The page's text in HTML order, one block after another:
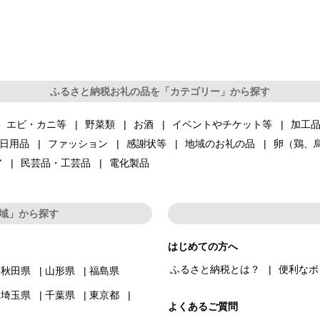
ふるさと納税お礼の品を「カテゴリー」から探す
エビ・カニ等 野菜類 お酒 イベントやチケット等
加工
用品
ファッション 感謝状等 地域のお礼の品
卵（鶏、
民芸品・工芸品 電化製品
」から探す
秋田県 山形県 福島県
埼玉県 千葉県 東京都
はじめての方へ
ふるさと納税とは？
便利な
よくあるご質問